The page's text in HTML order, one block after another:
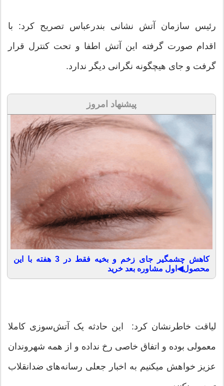
رئیس سازمان آتش نشانی بندرعباس تصریح کرد: با
اقدام صورت گرفته این آتش اطفا و تحت کنترل قرار
گرفت و جای هیچگونه نگرانی دیگر ندارد.
پیشنهاد امروز
کاهش چشمگیر جای زخم و بخیه فقط در 3 هفته با این
محصول◀اول مشاوره بعد خرید
‌لیاقت خاطرنشان کرد: این حادثه یک آتش‌سوزی کاملا
معمو‌لی بوده و ‌اتفاق خاصی رخ نداده و از همه شهروندان
عزیز خواهش میکنیم به اخبار جعلی رسانه‌های ضدانقلاب